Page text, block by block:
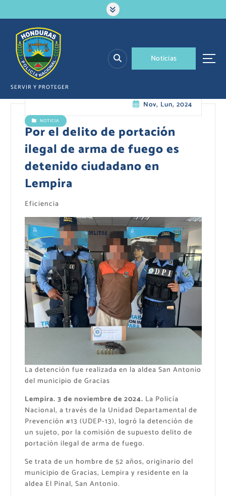
a
SERVIR Y PROTEGER
Noticias
Nov, Lun, 2024
NOTICIA
Por el delito de portación
ilegal de arma de fuego es
detenido ciudadano en
Lempira
Eficiencia
La detención fue realizada en la aldea San Antonio
del municipio de Gracias
Lempira. 3 de noviembre de 2024. La Policía
Nacional, a través de la Unidad Departamental de
Prevención #13 (UDEP-13), logró la detención de
un sujeto, por la comisión de supuesto delito de
portación ilegal de arma de fuego.
Se trata de un hombre de 52 años, originario del
municipio de Gracias, Lempira y residente en la
aldea El Pinal, San Antonio.